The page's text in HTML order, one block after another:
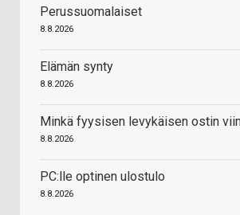
Perussuomalaiset
8.8.2026
Elämän synty
8.8.2026
Minkä fyysisen levykäisen ostin
8.8.2026
PC:lle optinen ulostulo
8.8.2026